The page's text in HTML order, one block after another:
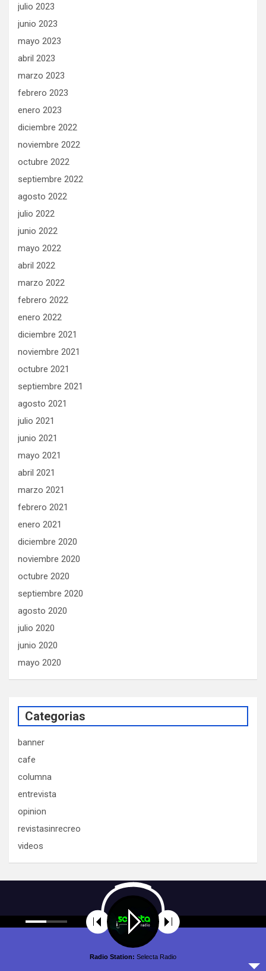
julio 2023
junio 2023
mayo 2023
abril 2023
marzo 2023
febrero 2023
enero 2023
diciembre 2022
noviembre 2022
octubre 2022
septiembre 2022
agosto 2022
julio 2022
junio 2022
mayo 2022
abril 2022
marzo 2022
febrero 2022
enero 2022
diciembre 2021
noviembre 2021
octubre 2021
septiembre 2021
agosto 2021
julio 2021
junio 2021
mayo 2021
abril 2021
marzo 2021
febrero 2021
enero 2021
diciembre 2020
noviembre 2020
octubre 2020
septiembre 2020
agosto 2020
julio 2020
junio 2020
mayo 2020
Categorias
banner
cafe
columna
entrevista
opinion
revistasinrecreo
videos
Radio Station: Selecta Radio
Copyright © All rights reserved | Theme by